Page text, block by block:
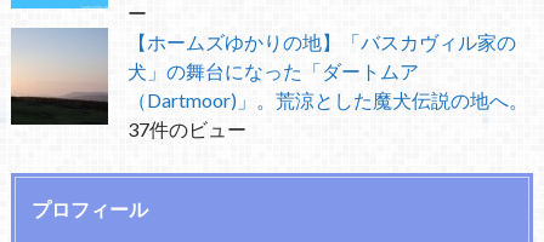
ー
【ホームズゆかりの地】「バスカヴィル家の
犬」の舞台になった「ダートムア
（Dartmoor)」。荒涼とした魔犬伝説の地へ。
37件のビュー
プロフィール